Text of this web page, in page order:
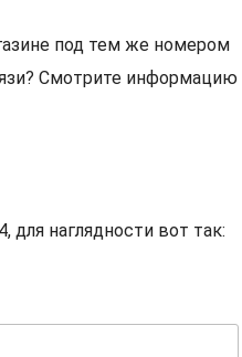
под тем же номером
Смотрите информацию
наглядности вот так: